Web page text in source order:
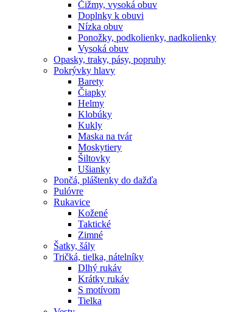
Čižmy, vysoká obuv
Doplnky k obuvi
Nízka obuv
Ponožky, podkolienky, nadkolienky
Vysoká obuv
Opasky, traky, pásy, popruhy
Pokrývky hlavy
Barety
Čiapky
Helmy
Klobúky
Kukly
Maska na tvár
Moskytiery
Šiltovky
Ušianky
Pončá, pláštenky do dažďa
Pulóvre
Rukavice
Kožené
Taktické
Zimné
Šatky, šály
Tričká, tielka, nátelníky
Dlhý rukáv
Krátky rukáv
S motívom
Tielka